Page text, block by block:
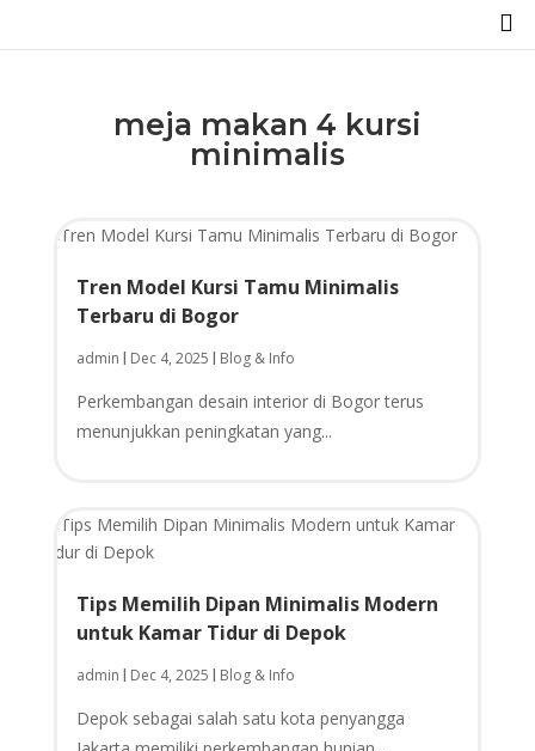

meja makan 4 kursi
minimalis
Tren Model Kursi Tamu Minimalis
Terbaru di Bogor
admin Dec 4, 2025 Blog & Info
Perkembangan desain interior di Bogor terus
menunjukkan peningkatan yang...
Tips Memilih Dipan Minimalis Modern
untuk Kamar Tidur di Depok
admin Dec 4, 2025 Blog & Info
Depok sebagai salah satu kota penyangga